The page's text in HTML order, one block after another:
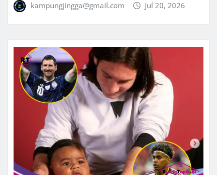
kampungjingga@gmail.com Jul 20, 2026